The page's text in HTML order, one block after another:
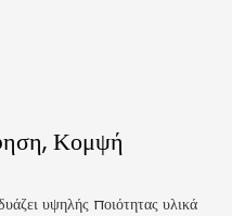
Κομψή
υψηλής ποιότητας υλικά